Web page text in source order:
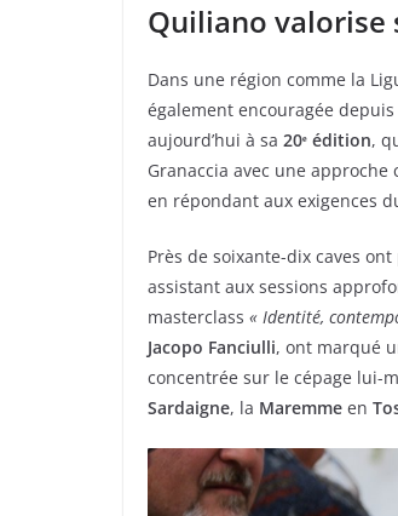
Quiliano valorise
Dans une région comme la
également encouragée
aujourd’hui à sa 20ᵉ édition,
Granaccia avec une
en répondant aux exigences
Près de soixante-dix caves
assistant aux sessions
masterclass « Identité,
Jacopo Fanciulli, ont marqué
concentrée sur le cépage lui-
Sardaigne, la Maremme en